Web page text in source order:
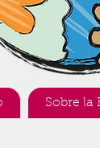
Sobre la